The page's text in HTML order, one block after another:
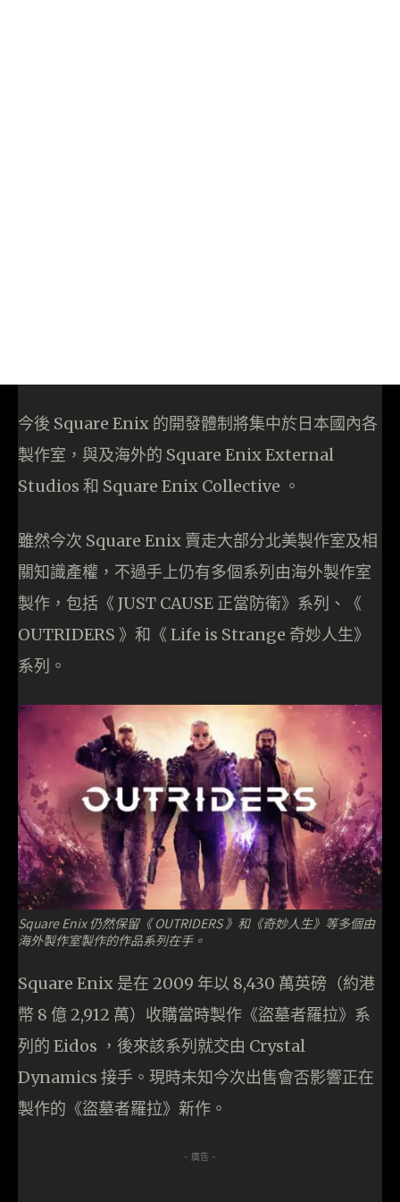
今後 Square Enix 的開發體制將集中於日本國內各
製作室，與及海外的 Square Enix External
Studios 和 Square Enix Collective 。
雖然今次 Square Enix 賣走大部分北美製作室及相
關知識產權，不過手上仍有多個系列由海外製作室
製作，包括《 JUST CAUSE 正當防衛》系列、《
OUTRIDERS 》和《 Life is Strange 奇妙人生》
系列。
Square Enix 仍然保留《 OUTRIDERS 》和《奇妙人生》等多個由
海外製作室製作的作品系列在手。
Square Enix 是在 2009 年以 8,430 萬英磅（約港
幣 8 億 2,912 萬）收購當時製作《盜墓者羅拉》系
列的 Eidos ，後來該系列就交由 Crystal
Dynamics 接手。現時未知今次出售會否影響正在
製作的《盜墓者羅拉》新作。
- 廣告 -